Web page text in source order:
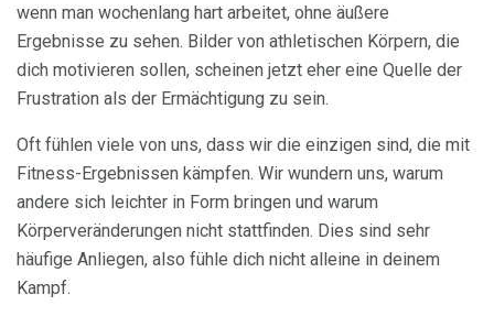
wenn man wochenlang hart arbeitet, ohne äußere
Ergebnisse zu sehen. Bilder von athletischen Körpern, die
dich motivieren sollen, scheinen jetzt eher eine Quelle der
Frustration als der Ermächtigung zu sein.
Oft fühlen viele von uns, dass wir die einzigen sind, die mit
Fitness-Ergebnissen kämpfen. Wir wundern uns, warum
andere sich leichter in Form bringen und warum
Körperveränderungen nicht stattfinden. Dies sind sehr
häufige Anliegen, also fühle dich nicht alleine in deinem
Kampf.